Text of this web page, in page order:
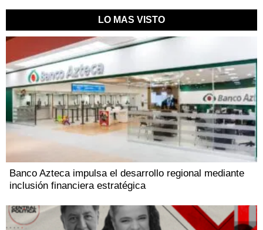
LO MAS VISTO
Banco Azteca impulsa el desarrollo regional mediante
inclusión financiera estratégica